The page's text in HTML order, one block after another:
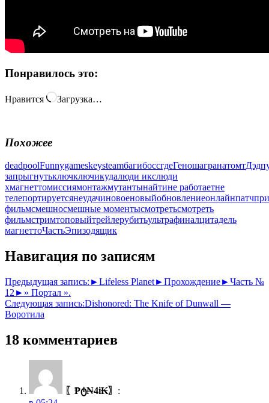
Понравилось это:
Нравится Загрузка…
Похожее
deadpoolFunnygameskeysteamбагибоссгдеГеношагранатомт
запрыгнутьключключикудалюди икслюди
хмагнеттомиссиямонтажмутантынайтине работаетне
телепортируетсянеудачиновоеновыйобновлениеонлайнпатч
фильмсмешносмешные моментысмотретьсмотреть
фильмстримтоповыйтрейлерубитьультрафиналцитадель
магнеттоЧастьЭпизодящик
Навигация по записям
Предыдущая запись: ►Lifeless Planet►Прохождение►Часть №
12►» Портал ».
Следующая запись:Dishonored: The Knife of Dunwall —
Воротила
18 комментариев
〖₱ტ₦4i₭〗 :